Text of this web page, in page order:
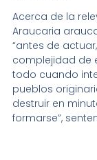
Acerca de la
Araucaria
“antes de
complejidad de
todo cuando
pueblos
destruir en
formarse”,